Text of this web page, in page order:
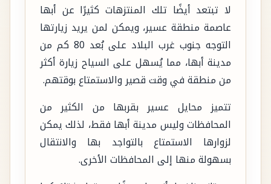
لا تبتعد أيضًا تلك المنتزهات كثيرًا عن أبها
عاصمة منطقة عسير، ويمكن لمن يريد زيارتها
التوجه جنوب غرب البلاد على بُعد 80 كم من
مدينة أبها، مما يُسهل على السياح زيارة أكثر
من منطقة في وقت قصير والاستمتاع بوقتهم.
تتميز محايل عسير بقربها من الكثير من
المحافظات وليس مدينة أبها فقط، لذلك يمكن
لزوارها الاستمتاع بالتواجد بها والانتقال
بسهولة منها إلى المحافظات الأخرى.